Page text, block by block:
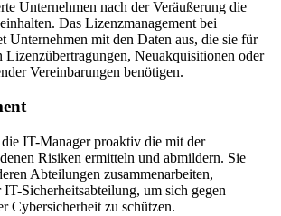
Unternehmen nach der Veräußerung die
Das Lizenzmanagement bei
Unternehmen mit den Daten aus, die sie für
Lizenzübertragungen, Neuakquisitionen oder
Vereinbarungen benötigen.
IT-Manager proaktiv die mit der
Risiken ermitteln und abmildern. Sie
Abteilungen zusammenarbeiten,
IT-Sicherheitsabteilung, um sich gegen
Cybersicherheit zu schützen.